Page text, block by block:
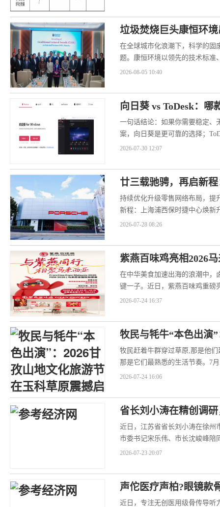
垃圾焚烧巨头康恒环
在全球城市化浪潮下，科学的固
题。康恒环境以领先的技术标准
正受到越来越多国际城市的认可
2026-08-05 10:40
向日葵 vs ToDesk：哪
一句话结论：如果你需要稳定、
案，向日葵是更可靠的选择；
迟虚标和频繁闪断问题，更...
2026-07-30 12:07
廿三载驰骋，再启新
持续优化升级零售网络布局，提
新程：上海浦西保时捷中心焕新
+服务”一体化全新姿态落户徐...
2026-07-28 08:26
紫燕百味鸡亮相2026
在中华美食加速出海的浪潮中，
键一子。近日，紫燕百味鸡重磅
（FranchiseExpoM...
2026-07-24 16:37
牧民与牦牛“本色出演
牧民赶着牛群穿过草原,那是他
那是它们最熟悉的生活节奏。7
玉科草原开幕,这...
2026-07-24 16:06
省长刘小涛在精创调
近日，江苏省省长刘小涛在徐州
市委书记宋乐伟、市长沈峻峰陪
相关重要讲话精神，立足本地产
2026-07-23 20:07
声佗医疗声柏?眼镜款
近日，专注无创医用级骨传导听